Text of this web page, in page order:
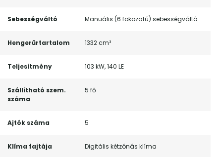
Sebességváltó Manuális (6 fokozatú) sebességváltó
Hengerűrtartalom 1332 cm³
Teljesítmény 103 kW, 140 LE
Szállítható szem.
száma
5 fő
Ajtók száma 5
Klíma fajtája Digitális kétzónás klíma